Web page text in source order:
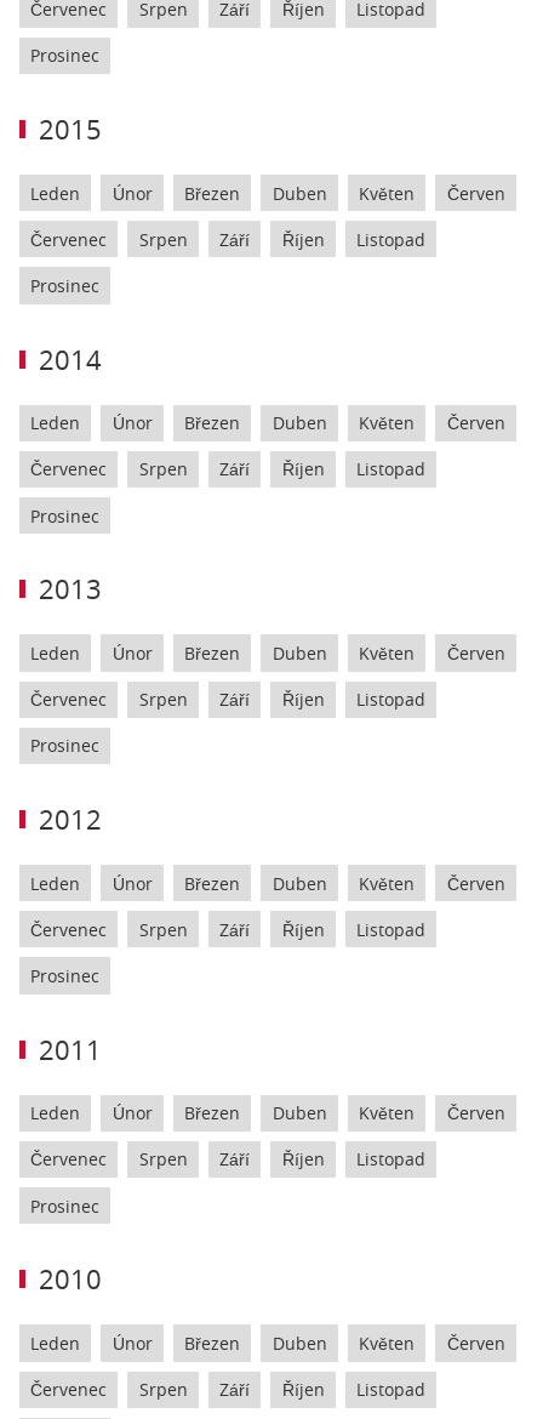
Červenec Srpen Září Říjen Listopad
Prosinec
2015
Leden Únor Březen Duben Květen Červen
Červenec Srpen Září Říjen Listopad
Prosinec
2014
Leden Únor Březen Duben Květen Červen
Červenec Srpen Září Říjen Listopad
Prosinec
2013
Leden Únor Březen Duben Květen Červen
Červenec Srpen Září Říjen Listopad
Prosinec
2012
Leden Únor Březen Duben Květen Červen
Červenec Srpen Září Říjen Listopad
Prosinec
2011
Leden Únor Březen Duben Květen Červen
Červenec Srpen Září Říjen Listopad
Prosinec
2010
Leden Únor Březen Duben Květen Červen
Červenec Srpen Září Říjen Listopad